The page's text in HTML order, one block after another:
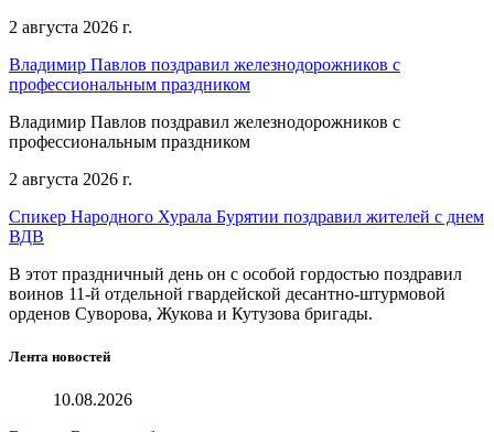
2 августа 2026 г.
Владимир Павлов поздравил железнодорожников с
профессиональным праздником
Владимир Павлов поздравил железнодорожников с
профессиональным праздником
2 августа 2026 г.
Спикер Народного Хурала Бурятии поздравил жителей с днем
ВДВ
В этот праздничный день он с особой гордостью поздравил
воинов 11-й отдельной гвардейской десантно-штурмовой
орденов Суворова, Жукова и Кутузова бригады.
Лента новостей
10.08.2026